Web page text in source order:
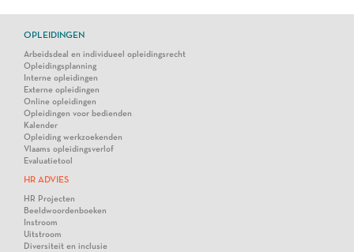
OPLEIDINGEN
Arbeidsdeal en individueel opleidingsrecht
Opleidingsplanning
Interne opleidingen
Externe opleidingen
Online opleidingen
Opleidingen voor bedienden
Kalender
Opleiding werkzoekenden
Vlaams opleidingsverlof
Evaluatietool
HR ADVIES
HR Projecten
Beeldwoordenboeken
Instroom
Uitstroom
Diversiteit en inclusie